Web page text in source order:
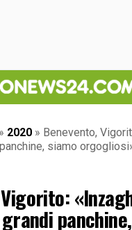
» 2020 » Benevento,
siamo